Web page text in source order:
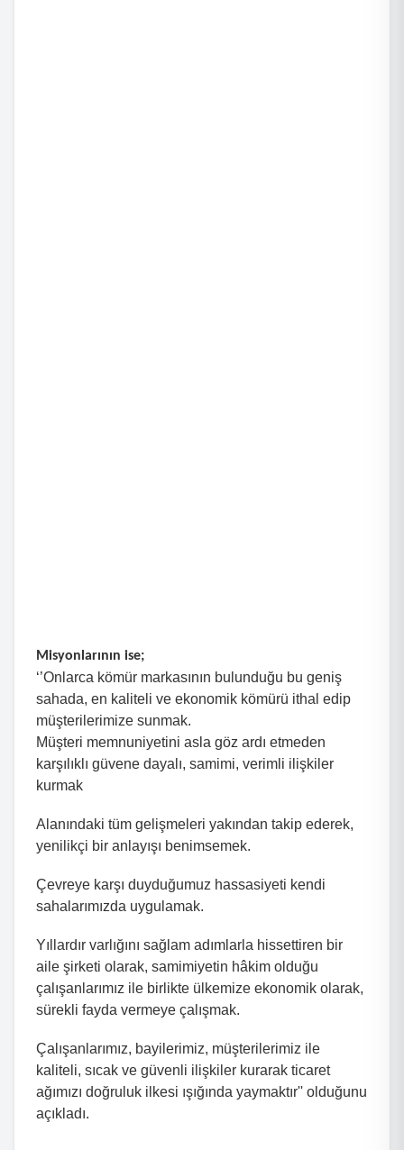
Misyonlarının ise;
‘’Onlarca kömür markasının bulunduğu bu geniş
sahada, en kaliteli ve ekonomik kömürü ithal edip
müşterilerimize sunmak.
Müşteri memnuniyetini asla göz ardı etmeden
karşılıklı güvene dayalı, samimi, verimli ilişkiler
kurmak
Alanındaki tüm gelişmeleri yakından takip ederek,
yenilikçi bir anlayışı benimsemek.
Çevreye karşı duyduğumuz hassasiyeti kendi
sahalarımızda uygulamak.
Yıllardır varlığını sağlam adımlarla hissettiren bir
aile şirketi olarak, samimiyetin hâkim olduğu
çalışanlarımız ile birlikte ülkemize ekonomik olarak,
sürekli fayda vermeye çalışmak.
Çalışanlarımız, bayilerimiz, müşterilerimiz ile
kaliteli, sıcak ve güvenli ilişkiler kurarak ticaret
ağımızı doğruluk ilkesi ışığında yaymaktır'' o lduğunu
açıkladı.